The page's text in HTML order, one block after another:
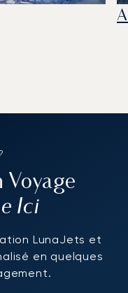
Voyage
Ici
LunaJets et
en quelques